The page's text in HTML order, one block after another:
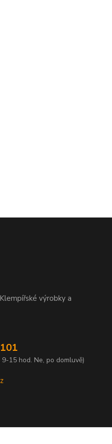
výrobky a
15 hod. Ne, po domluvě)